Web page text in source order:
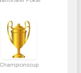
Championscup